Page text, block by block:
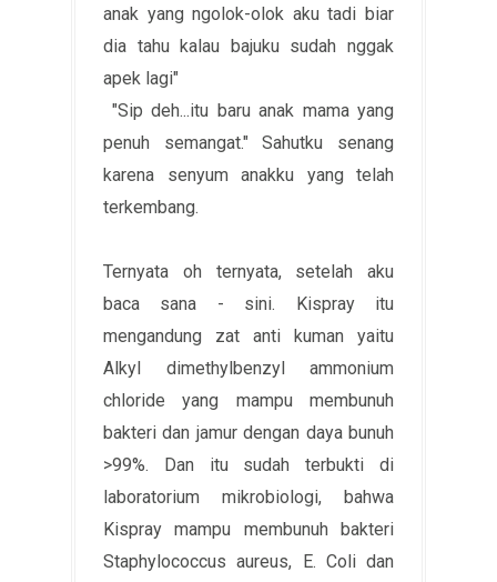
anak yang ngolok-olok aku tadi biar
dia tahu kalau bajuku sudah nggak
apek lagi"
"Sip deh...itu baru anak mama yang
penuh semangat." Sahutku senang
karena senyum anakku yang telah
terkembang.
Ternyata oh ternyata, setelah aku
baca sana - sini. Kispray itu
mengandung zat anti kuman yaitu
Alkyl dimethylbenzyl ammonium
chloride yang mampu membunuh
bakteri dan jamur dengan daya bunuh
>99%. Dan itu sudah terbukti di
laboratorium mikrobiologi, bahwa
Kispray mampu membunuh bakteri
Staphylococcus aureus, E. Coli dan